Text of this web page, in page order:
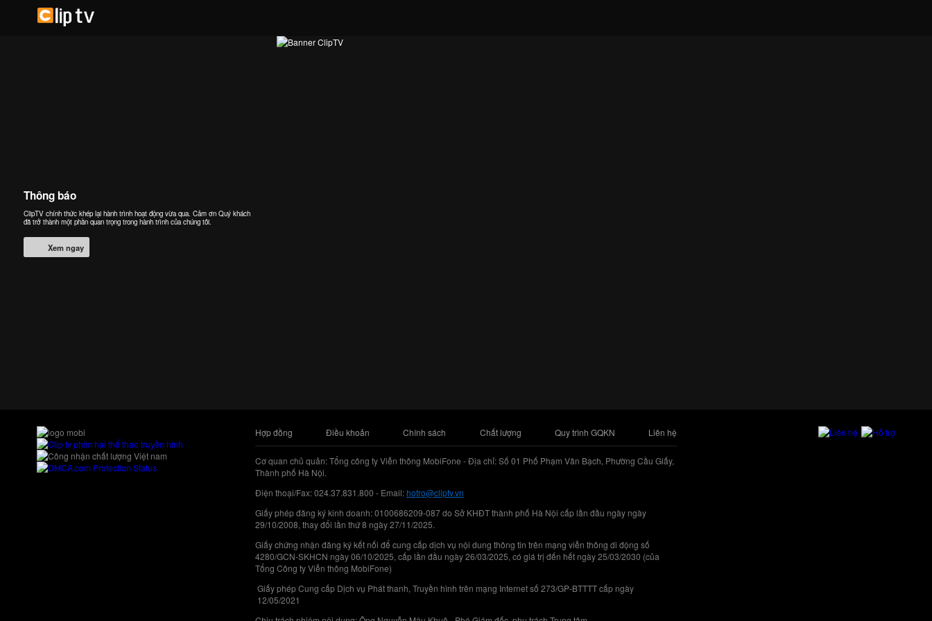
Thông báo
ClipTV chính thức khép lại hành trình hoạt động vừa qua. Cảm ơn Quý khách
đã trở thành một phần quan trọng trong hành trình của chúng tôi.
Xem ngay
Hợp đồng Điều khoản Chính sách Chất lượng Quy trình GQKN Liên hệ
Cơ quan chủ quản: Tổng công ty Viễn thông MobiFone - Địa chỉ: Số 01 Phố Phạm Văn Bạch, Phường Cầu Giấy,
Thành phố Hà Nội.
Điện thoại/Fax: 024.37.831.800 - Email:hotro@cliptv.vn
Giấy phép đăng ký kinh doanh: 0100686209-087 do Sở KHĐT thành phố Hà Nội cấp lần đầu ngày ngày
29/10/2008, thay đổi lần thứ 8 ngày 27/11/2025.
Giấy chứng nhận đăng ký kết nối để cung cấp dịch vụ nội dung thông tin trên mạng viễn thông di động số
4280/GCN-SKHCN ngày 06/10/2025, cấp lần đầu ngày 26/03/2025, có giá trị đến hết ngày 25/03/2030 (của
Tổng Công ty Viễn thông MobiFone)
Giấy phép Cung cấp Dịch vụ Phát thanh, Truyền hình trên mạng Internet số 273/GP-BTTTT cấp ngày
12/05/2021